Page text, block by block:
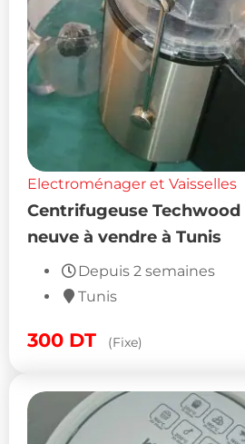
Electroménager et Vaisselles
Centrifugeuse Techwood
neuve à vendre à Tunis
Depuis 2 semaines
Tunis
300 DT (Fixe)